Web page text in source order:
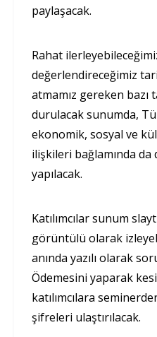
paylaşacak.
Rahat
değerlendireceğimiz
atmamız gereken
durulacak sunumda,
ekonomik, sosyal ve
ilişkileri bağlamında
yapılacak.
Katılımcılar sunum
görüntülü olarak
anında yazılı olarak
Ödemesini yaparak
katılımcılara
şifreleri ulaştırılacak.